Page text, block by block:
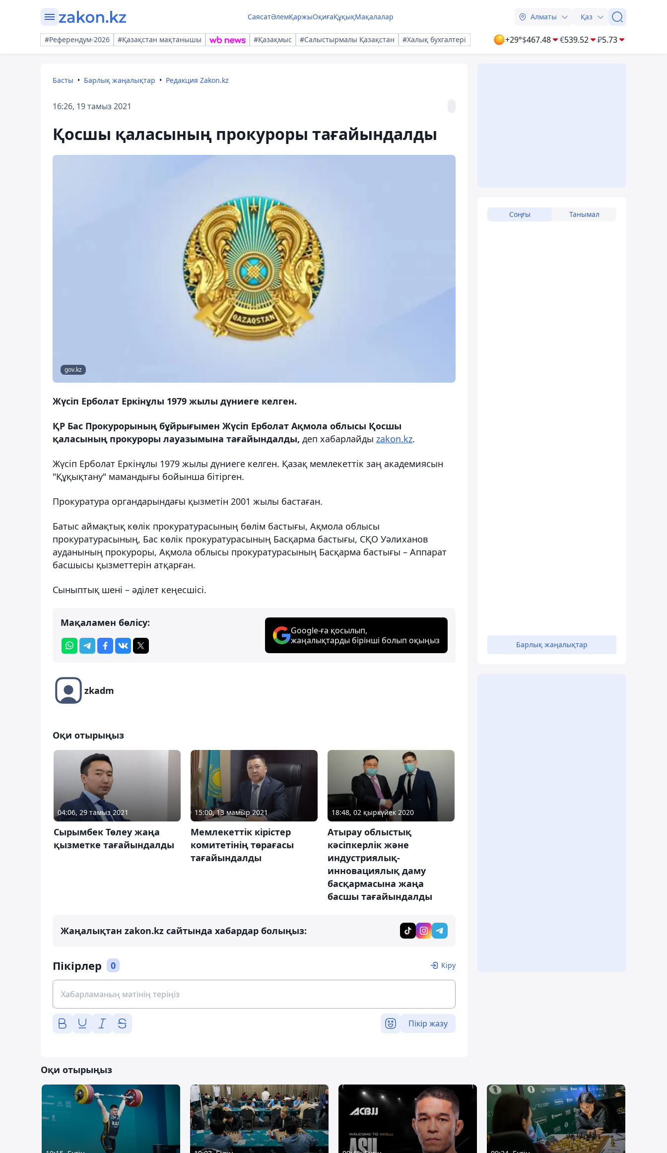
СаясатӘлемҚаржыОқиғаҚұқықМақалалар Алматы Қаз
#Референдум-2026 #Қазақстан мақтанышы #Қазақмыс #Салыстырмалы Қазақстан #Халық бухгалтері +29°$467.48 €539.52 ₽5.73
Басты Барлық жаңалықтар Редакция Zakon.kz
16:26, 19 тамыз 2021
Қосшы қаласының прокуроры тағайындалды
gov.kz
Жүсіп Ерболат Еркінұлы 1979 жылы дүниеге келген.
ҚР Бас Прокурорының бұйрығымен Жүсіп Ерболат Ақмола облысы Қосшы
қаласының прокуроры лауазымына тағайындалды, деп хабарлайды zakon.kz.
Жүсіп Ерболат Еркінұлы 1979 жылы дүниеге келген. Қазақ мемлекеттік заң академиясын
"Құқықтану" мамандығы бойынша бітірген.
Прокуратура органдарындағы қызметін 2001 жылы бастаған.
Батыс аймақтық көлік прокуратурасының бөлім бастығы, Ақмола облысы
прокуратурасының, Бас көлік прокуратурасының Басқарма бастығы, СҚО Уәлиханов
ауданының прокуроры, Ақмола облысы прокуратурасының Басқарма бастығы – Аппарат
басшысы қызметтерін атқарған.
Сыныптық шені – әділет кеңесшісі.
Мақаламен бөлісу:
Google-ға қосылып,
жаңалықтарды бірінші болып оқыңыз
zkadm
Оқи отырыңыз
04:06, 29 тамыз 2021
Сырымбек Төлеу жаңа
қызметке тағайындалды
15:00, 13 мамыр 2021
Мемлекеттік кірістер
комитетінің төрағасы
тағайындалды
18:48, 02 қыркүйек 2020
Атырау облыстық
кәсіпкерлік және
индустриялық-
инновациялық даму
басқармасына жаңа
басшы тағайындалды
Жаңалықтан zakon.kz сайтында хабардар болыңыз:
Пікірлер 0 Кіру
Пікір жазу
Соңғы Танымал
Барлық жаңалықтар
Оқи отырыңыз